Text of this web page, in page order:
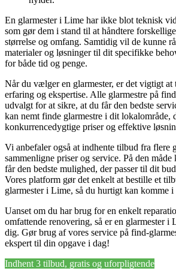
En glarmester i Lime har ikke blot teknisk
som gør dem i stand til at håndtere
størrelse og omfang. Samtidig vil de kunne
materialer og løsninger til dit specifikke
for både tid og penge.
Når du vælger en glarmester, er det vigtigt at
erfaring og ekspertise. Alle glarmestre på
udvalgt for at sikre, at du får den bedste
kan nemt finde glarmestre i dit lokalområde,
konkurrencedygtige priser og effektive
Vi anbefaler også at indhente tilbud fra flere
sammenligne priser og service. På den
får den bedste mulighed, der passer til dit
Vores platform gør det enkelt at bestille et
glarmester i Lime, så du hurtigt kan komme
Uanset om du har brug for en enkelt
omfattende renovering, så er en glarmester
dig. Gør brug af vores service på find-
ekspert til din opgave i dag!
Indhent 3 tilbud, gratis og uforpligtende